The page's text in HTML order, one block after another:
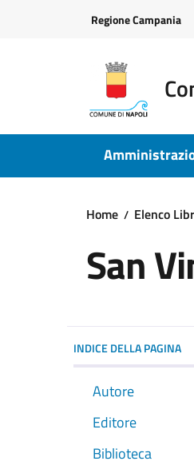
Regione Campania
Home Elenco
San
INDICE DELLA PAGINA
Autore
Editore
Biblioteca